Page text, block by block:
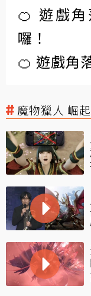
🍊 遊戲
囉！
🍊 遊戲角
魔物獵人 崛